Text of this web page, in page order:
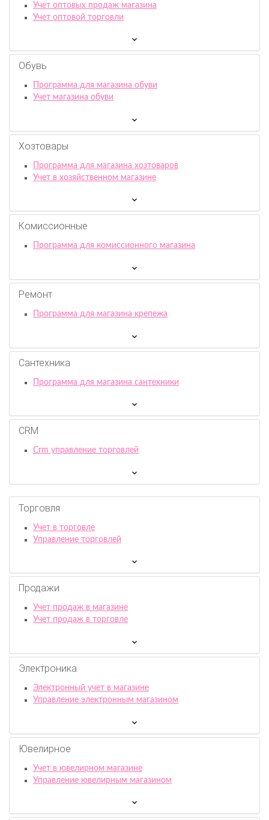
Учет оптовых продаж магазина
Учет оптовой торговли
Обувь
Программа для магазина обуви
Учет магазина обуви
Хозтовары
Программа для магазина хозтоваров
Учет в хозяйственном магазине
Комиссионныe
Программа для комиссионного магазина
Ремонт
Программа для магазина крепежа
Сантехника
Программа для магазина сантехники
CRM
Crm управление торговлей
Торговля
Учет в торговле
Управление торговлей
Продажи
Учет продаж в магазине
Учет продаж в торговле
Электроника
Электронный учет в магазине
Управление электронным магазином
Ювелирное
Учет в ювелирном магазине
Управление ювелирным магазином